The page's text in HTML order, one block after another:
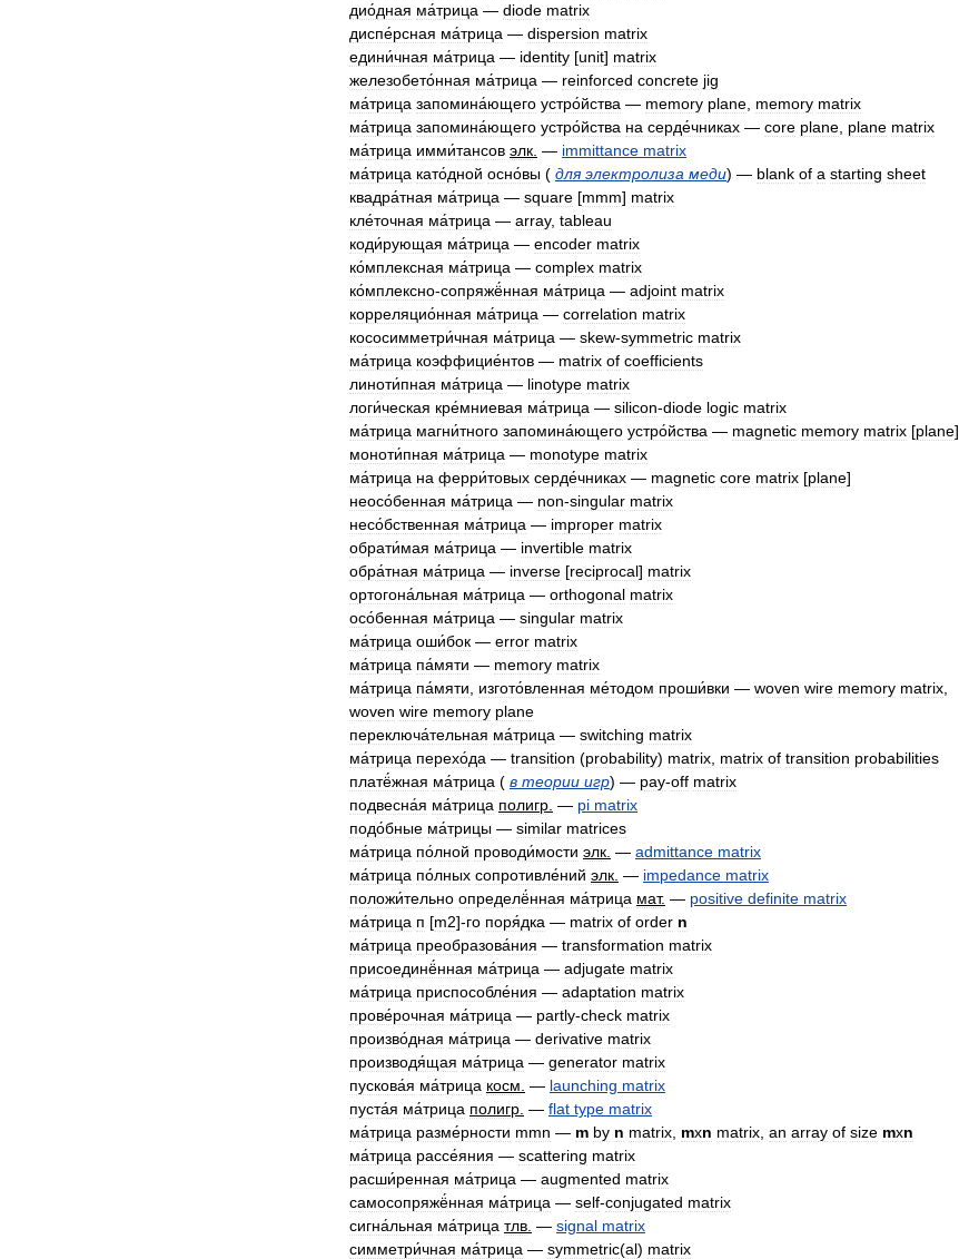
дио́дная ма́трица — diode matrix
диспе́рсная ма́трица — dispersion matrix
едини́чная ма́трица — identity [unit] matrix
железобето́нная ма́трица — reinforced concrete jig
ма́трица запомина́ющего устро́йства — memory plane memory matrix
ма́трица запомина́ющего устро́йства на серде́чниках — core plane plane matrix
ма́трица имми́тансов элк — immittance matrix
ма́трица като́дной осно́вы ( для электролиза меди) — blank of a starting sheet
квадра́тная ма́трица — square [mmm] matrix
кле́точная ма́трица — array, tableau
коди́рующая ма́трица — encoder matrix
ко́мплексная ма́трица — complex matrix
ко́мплексно-сопряжё́нная ма́трица — adjoint matrix
корреляцио́нная ма́трица — correlation matrix
кососимметри́чная ма́трица — skew-symmetric matrix
ма́трица коэффицие́нтов — matrix of coefficients
линоти́пная ма́трица — linotype matrix
логи́ческая кре́мниевая ма́трица — silicon-diode logic matrix
ма́трица магни́тного запомина́ющего устро́йства — magnetic memory matrix [plane]
моноти́пная ма́трица — monotype matrix
ма́трица на ферри́товых серде́чниках — magnetic core matrix [plane]
неосо́бенная ма́трица — non-singular matrix
несо́бственная ма́трица — improper matrix
обрати́мая ма́трица — invertible matrix
обра́тная ма́трица — inverse [reciprocal] matrix
ортогона́льная ма́трица — orthogonal matrix
осо́бенная ма́трица — singular matrix
ма́трица оши́бок — error matrix
ма́трица па́мяти — memory matrix
ма́трица па́мяти изгото́вленная ме́тодом проши́вки — woven wire memory matrix
woven wire memory plane
переключа́тельная ма́трица — switching matrix
ма́трица перехо́да — transition (probability) matrix matrix of transition probabilities
платё́жная ма́трица ( в теории игр) — pay-off matrix
подвесна́я ма́трица полигр — pi matrix
подо́бные ма́трицы — similar matrices
ма́трица по́лной проводи́мости элк — admittance matrix
ма́трица по́лных сопротивле́ний элк — impedance matrix
положи́тельно определё́нная ма́трица мат. — positive definite matrix
ма́трица п [m2]-го поря́дка — matrix of order n
ма́трица преобразова́ния — transformation matrix
присоединё́нная ма́трица — adjugate matrix
ма́трица приспособле́ния — adaptation matrix
прове́рочная ма́трица — partly-check matrix
произво́дная ма́трица — derivative matrix
производя́щая ма́трица — generator matrix
пускова́я ма́трица косм — launching matrix
пуста́я ма́трица полигр — flat type matrix
ма́трица разме́рности mmn — m by n matrix mxn matrix an array of size mxn
ма́трица рассе́яния — scattering matrix
расши́ренная ма́трица — augmented matrix
самосопряжё́нная ма́трица — self-conjugated matrix
сигна́льная ма́трица тлв — signal matrix
симметри́чная ма́трица — symmetric(al) matrix